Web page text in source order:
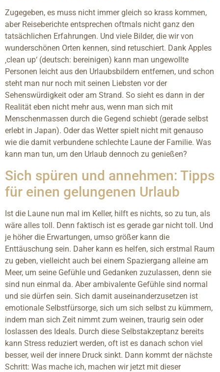
Zugegeben, es muss nicht immer gleich so krass kommen,
aber Reiseberichte entsprechen oftmals nicht ganz den
tatsächlichen Erfahrungen. Und viele Bilder, die wir von
wunderschönen Orten kennen, sind retuschiert. Dank Apples
‚clean up‘ (deutsch: bereinigen) kann man ungewollte
Personen leicht aus den Urlaubsbildern entfernen, und schon
steht man nur noch mit seinen Liebsten vor der
Sehenswürdigkeit oder am Strand. So sieht es dann in der
Realität eben nicht mehr aus, wenn man sich mit
Menschenmassen durch die Gegend schiebt (gerade selbst
erlebt in Japan). Oder das Wetter spielt nicht mit genauso
wie die damit verbundene schlechte Laune der Familie. Was
kann man tun, um den Urlaub dennoch zu genießen?
Sich spüren und annehmen: Tipps
für einen gelungenen Urlaub
Ist die Laune nun mal im Keller, hilft es nichts, so zu tun, als
wäre alles toll. Denn faktisch ist es gerade gar nicht toll. Und
je höher die Erwartungen, umso größer kann die
Enttäuschung sein. Daher kann es helfen, sich erstmal Raum
zu geben, vielleicht auch bei einem Spaziergang alleine am
Meer, um seine Gefühle und Gedanken zuzulassen, denn sie
sind nun einmal da. Aber ambivalente Gefühle sind normal
und sie dürfen sein. Sich damit auseinanderzusetzen ist
emotionale Selbstfürsorge, sich um sich selbst zu kümmern,
indem man sich Zeit nimmt zum weinen, traurig sein oder
loslassen des Ideals. Durch diese Selbstakzeptanz bereits
kann Stress reduziert werden, oft ist es danach schon viel
besser, weil der innere Druck sinkt. Dann kommt der nächste
Schritt: Was mache ich, machen wir jetzt mit dieser